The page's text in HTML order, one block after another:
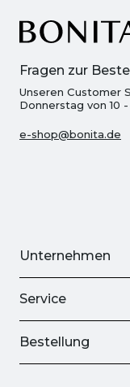
Fragen zur
Unseren Customer
Donnerstag von 10 -
e-shop@bonita.de
Unternehmen
Service
Bestellung